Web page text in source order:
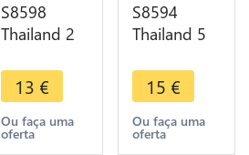
S8598
Thailand 2
IX Crown
Prince
Vajiralongkorn
2531 1988
13 €
Ou faça uma
oferta
S8594
Thailand 5
Rama VIII
1946 2489
BU Unc ->
Make Offer
15 €
Ou faça uma
oferta